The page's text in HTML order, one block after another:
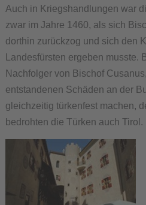
Auch in Kriegshandlungen war
zwar im Jahre 1460, als sich
dorthin zurückzog und sich den
Landesfürsten ergeben musste.
Nachfolger von Bischof
entstandenen Schäden an der
gleichzeitig türkenfest machen,
bedrohten die Türken auch Tirol.